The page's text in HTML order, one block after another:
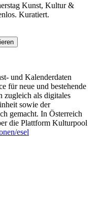
u.A.
Kunst, Kultur &
Kuratiert.
und Kalenderdaten
für neue und bestehende
zugleich als digitales
sowie der
gemacht. In Österreich
die Plattform Kulturpool
esel